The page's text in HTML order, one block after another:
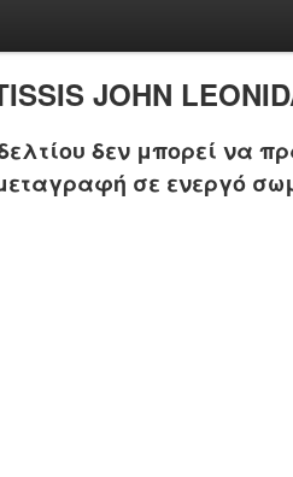
JOHN
δεν μπορεί να
σε ενεργό